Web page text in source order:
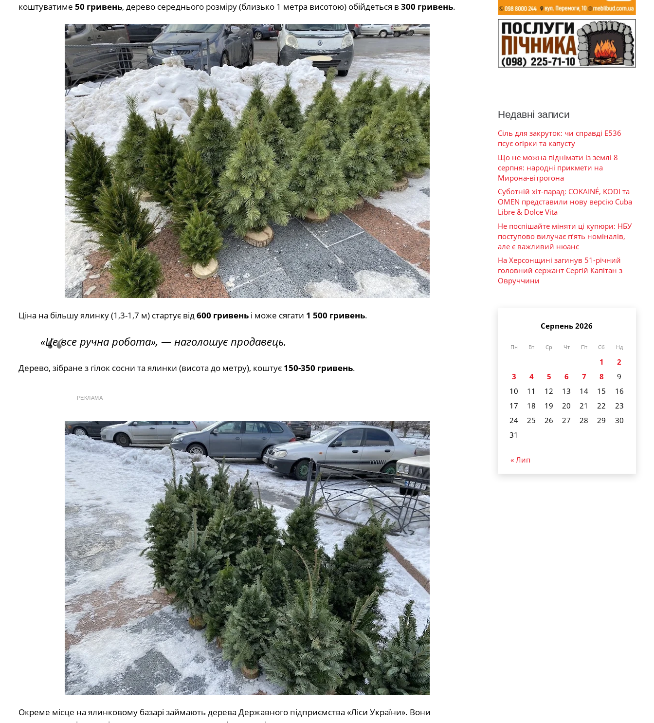
коштуватиме 50 гривень, дерево середнього розміру (близько 1 метра висотою) обійдеться в 300 гривень.
Ціна на більшу ялинку (1,3-1,7 м) стартує від600 гривеньі може сягати 1 500 гривень.
«Це все ручна робота», — наголошує продавець.
Дерево, зібране з гілок сосни та ялинки (висота до метру), коштує 150-350 гривень.
РЕКЛАМА
Окреме місце на ялинковому базарі займають дерева Державного підприємства «Ліси України». Вони
Недавні записи
Сіль для закруток: чи справді Е536
псує огірки та капусту
Що не можна піднімати із землі 8
серпня: народні прикмети на
Мирона-вітрогона
Суботній хіт-парад: COKAINÉ, KODI та
OMEN представили нову версію Cuba
Libre & Dolce Vita
Не поспішайте міняти ці купюри: НБУ
поступово вилучає п’ять номіналів,
але є важливий нюанс
На Херсонщині загинув 51-річний
головний сержант Сергій Капітан з
Овруччини
Серпень 2026
Пн Вт Ср Чт Пт Сб Нд
1
2
3
4 5 6 7 8
9
10
11 12 13 14 15
16
17
18 19 20 21 22
23
24
25 26 27 28 29
30
31
« Лип